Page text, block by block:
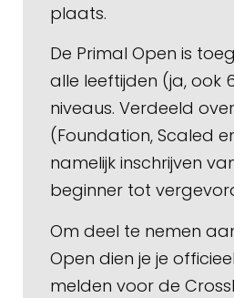
plaats.
De Primal Open is
alle leeftijden (ja, ook
niveaus. Verdeeld
(Foundation, Scaled
namelijk inschrijven
beginner tot
Om deel te nemen
Open dien je je
melden voor de